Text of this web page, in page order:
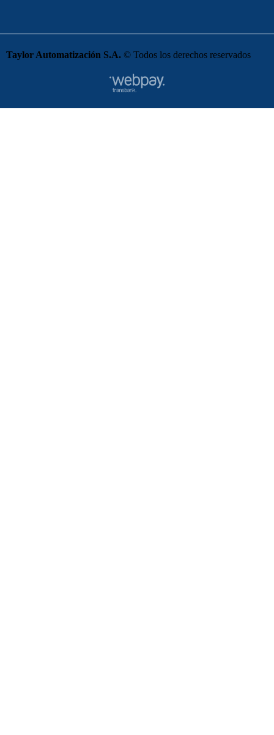
Taylor Automatización S.A. © Todos los derechos reservados